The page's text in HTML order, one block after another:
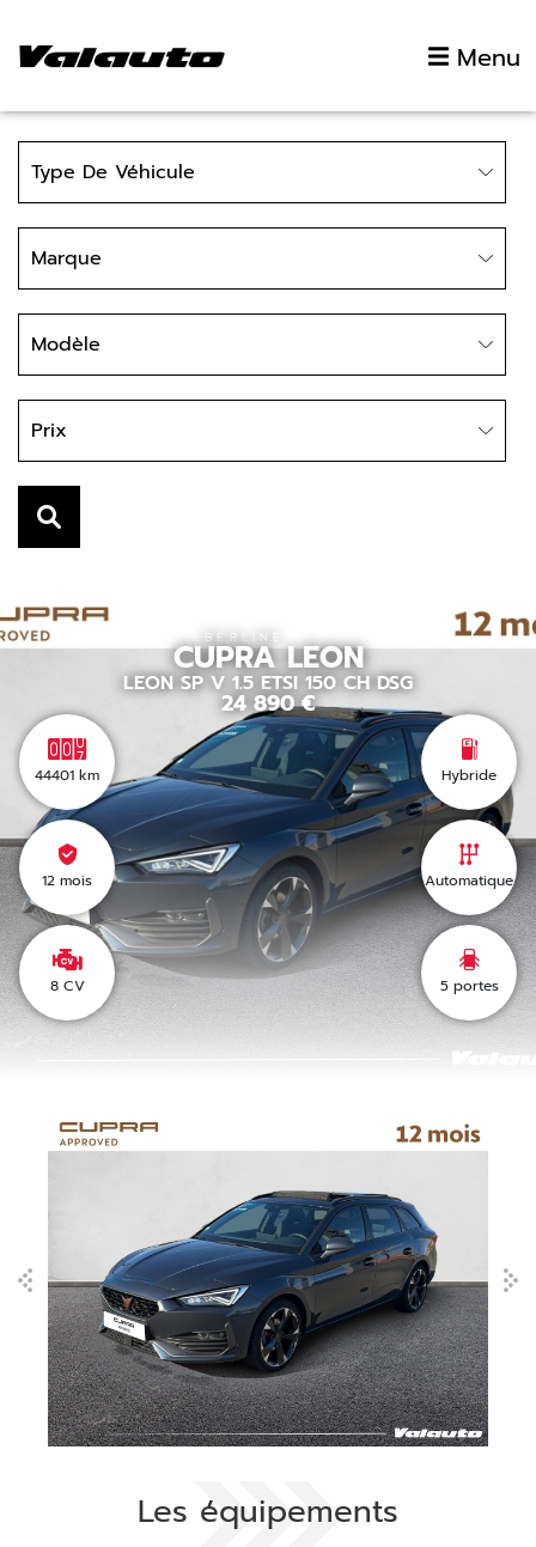
Menu
Type De Véhicule
Marque
Modèle
Prix
BERLINE
CUPRA LEON
LEON SP V 1.5 ETSI 150 CH DSG
24 890 €
44401 km
12 mois
8 CV
Hybride
Automatique
5portes
Les équipements